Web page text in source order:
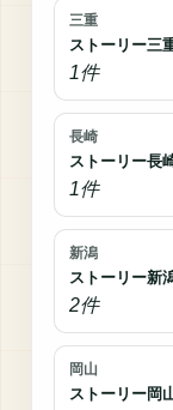
三重
ストーリー三
1件
長崎
ストーリー長
1件
新潟
ストーリー新
2件
岡山
ストーリー岡